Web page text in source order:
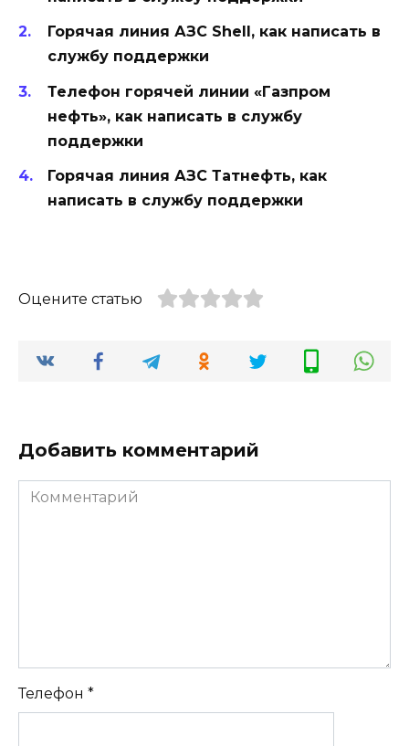
Горячая линия АЗС Shell, как написать в
службу поддержки
Телефон горячей линии «Газпром
нефть», как написать в службу
поддержки
Горячая линия АЗС Татнефть, как
написать в службу поддержки
Оцените статью
Добавить комментарий
Комментарий
Телефон *